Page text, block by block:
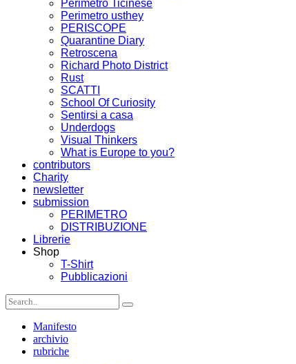
Perimetro Ticinese
Perimetro usthey
PERISCOPE
Quarantine Diary
Retroscena
Richard Photo District
Rust
SCATTI
School Of Curiosity
Sentirsi a casa
Underdogs
Visual Thinkers
What is Europe to you?
contributors
Charity
newsletter
submission
PERIMETRO
DISTRIBUZIONE
Librerie
Shop
T-Shirt
Pubblicazioni
Manifesto
archivio
rubriche